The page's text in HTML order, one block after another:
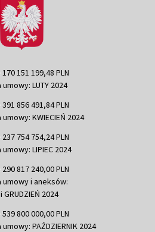
151 199,48 PLN
LUTY 2024
856 491,84 PLN
KWIECIEŃ 2024
754 754,24 PLN
LIPIEC 2024
817 240,00 PLN
umowy i aneksów:
GRUDZIEŃ 2024
800 000,00 PLN
PAŹDZIERNIK 2024